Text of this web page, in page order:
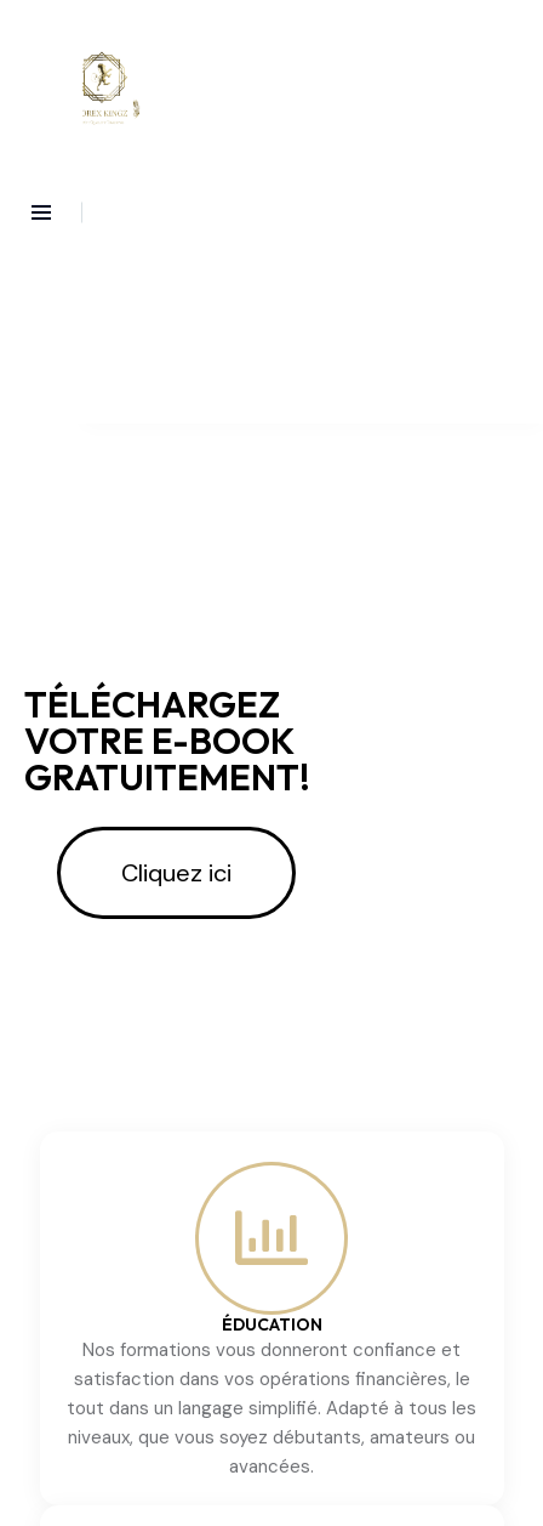
TÉLÉCHARGEZ
VOTRE E-BOOK
GRATUITEMENT!
Cliquez ici
ÉDUCATION
Nos formations vous donneront confiance et
satisfaction dans vos opérations financières, le
tout dans un langage simplifié. Adapté à tous les
niveaux, que vous soyez débutants, amateurs ou
avancées.